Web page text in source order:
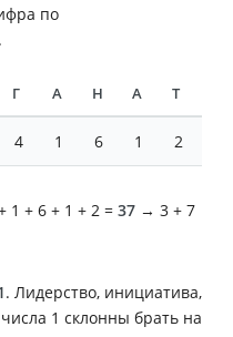
по
Г А Н А Т
4 1 6 1 2
1 + 6 + 1 + 2 = 37 → 3 + 7
. Лидерство, инициатива,
1 склонны брать на